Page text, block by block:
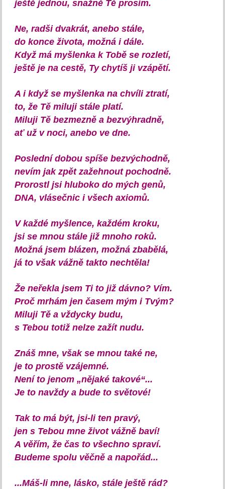
ještě jednou, snažně Tě prosím.
Ne, radši dvakrát, anebo stále,
do konce života, možná i dále.
Když má myšlenka k Tobě se rozletí,
ještě je na cestě, Ty chytíš ji vzápětí.
A i když se myšlenka na chvíli ztratí,
to, že Tě miluji stále platí.
Miluji Tě bezmezně a bezvýhradně,
ať už v noci, anebo ve dne.
Poslední dobou spíše bezvýchodně,
nevím jak zpět zažehnout pochodně.
Prorostl jsi hluboko do mých genů,
DNA, vlásečnic i všech axiomů.
V každé myšlence, každém kroku,
jsi se mnou stále již mnoho roků.
Možná jsem blázen, možná zbabělá,
já to však vážně takto nechtěla!
Že neřekla jsem Ti to již dávno? Vím.
Proč mrhám jen časem mým i Tvým?
Miluji Tě a vždycky budu,
s Tebou totiž nelze zažít nudu.
Znáš mne, však se mnou také ne,
je to prostě vzájemné.
Není to jenom „nějaké takové“...
Je to navždy a bude to světové!
Tak to má být, jsi-li ten pravý,
jen s Tebou mne život vážně baví!
A věřím, že čas to všechno spraví.
Budeme spolu věčně a napořád...
...Máš-li mne, lásko, stále ještě rád?